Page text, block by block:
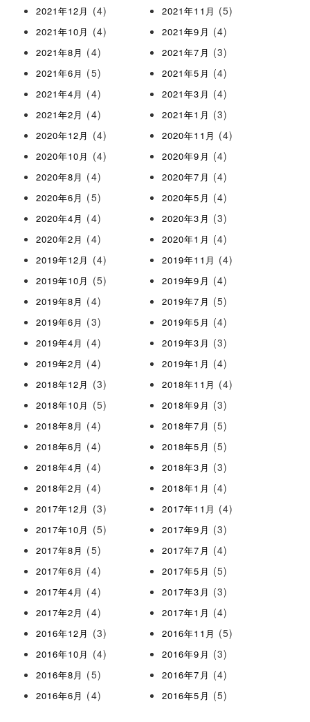
2021年12月 (4) 2021年11月 (5)
2021年10月 (4) 2021年9月 (4)
2021年8月 (4) 2021年7月 (3)
2021年6月 (5) 2021年5月 (4)
2021年4月 (4) 2021年3月 (4)
2021年2月 (4) 2021年1月 (3)
2020年12月 (4) 2020年11月 (4)
2020年10月 (4) 2020年9月 (4)
2020年8月 (4) 2020年7月 (4)
2020年6月 (5) 2020年5月 (4)
2020年4月 (4) 2020年3月 (3)
2020年2月 (4) 2020年1月 (4)
2019年12月 (4) 2019年11月 (4)
2019年10月 (5) 2019年9月 (4)
2019年8月 (4) 2019年7月 (5)
2019年6月 (3) 2019年5月 (4)
2019年4月 (4) 2019年3月 (3)
2019年2月 (4) 2019年1月 (4)
2018年12月 (3) 2018年11月 (4)
2018年10月 (5) 2018年9月 (3)
2018年8月 (4) 2018年7月 (5)
2018年6月 (4) 2018年5月 (5)
2018年4月 (4) 2018年3月 (3)
2018年2月 (4) 2018年1月 (4)
2017年12月 (3) 2017年11月 (4)
2017年10月 (5) 2017年9月 (3)
2017年8月 (5) 2017年7月 (4)
2017年6月 (4) 2017年5月 (5)
2017年4月 (4) 2017年3月 (3)
2017年2月 (4) 2017年1月 (4)
2016年12月 (3) 2016年11月 (5)
2016年10月 (4) 2016年9月 (3)
2016年8月 (5) 2016年7月 (4)
2016年6月 (4) 2016年5月 (5)